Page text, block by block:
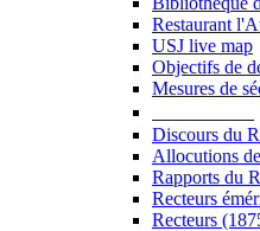
Restaurant
USJ live map
Objectifs de
Mesures de
Discours du
Allocutions
Rapports du
Recteurs
Recteurs